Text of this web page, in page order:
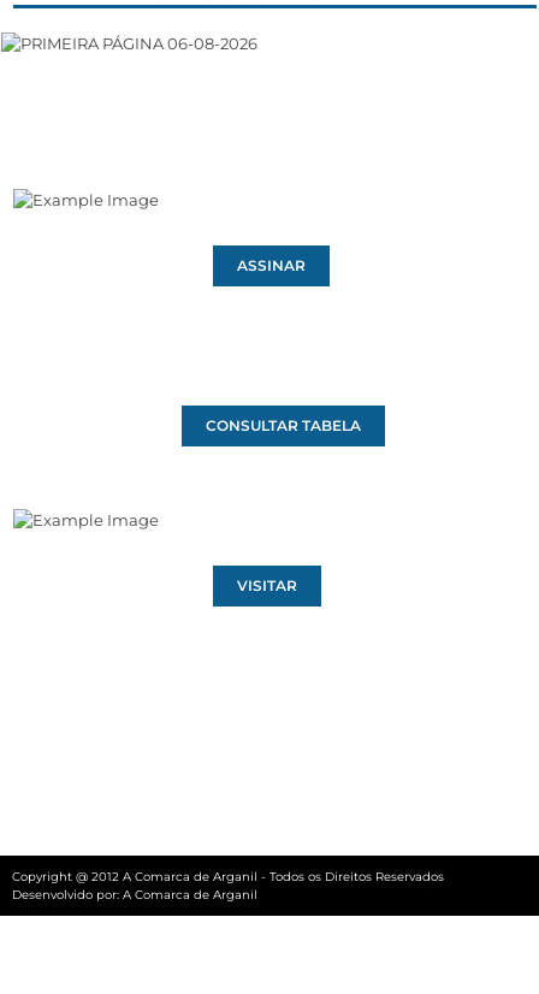
ASSINAR
CONSULTAR TABELA
VISITAR
Copyright @ 2012 A Comarca de Arganil - Todos os Direitos Reservados
Desenvolvido por: A Comarca de Arganil